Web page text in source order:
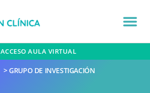
ACCESO AULA VIRTUAL
>GRUPO DE INVESTIGACIÓN